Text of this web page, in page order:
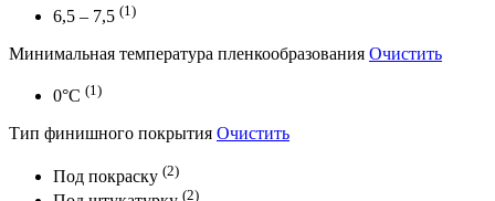
6,5 – 7,5 (1)
Минимальная температура пленкообразования Очистить
0°С (1)
Тип финишного покрытия Очистить
Под покраску (2)
(2)